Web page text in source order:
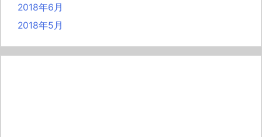
2018年6月
2018年5月